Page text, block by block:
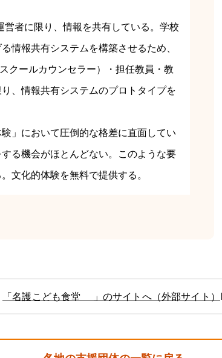
者に限り、情報を共有している。学校
情報共有システムを構築させるため、
クールカウンセラー）・担任教員・教
、情報共有システムのプロトタイプを
」において圧倒的な格差に直面してい
る機会がほとんどない。このような要
文化的体験を無料で提供する。
「名護こども食堂 」のサイトへ（外部サイト）